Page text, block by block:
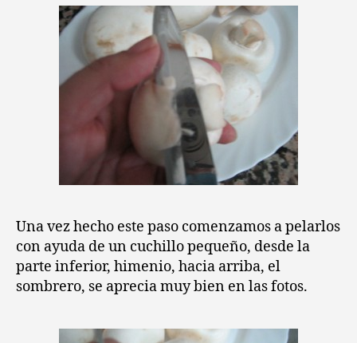
Una vez hecho este paso comenzamos a pelarlos
con ayuda de un cuchillo pequeño, desde la
parte inferior, himenio, hacia arriba, el
sombrero, se aprecia muy bien en las fotos.